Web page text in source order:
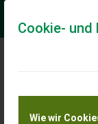
Cookie-
Wie wir